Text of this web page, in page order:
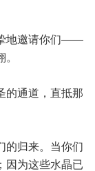
地邀请你们——
的通道，直抵那
的归来。当你们
因为这些水晶已